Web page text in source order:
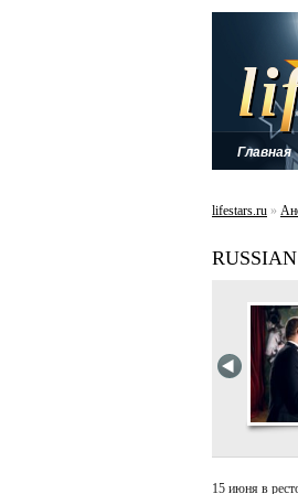
Главная
lifestars.ru »
15 июня в